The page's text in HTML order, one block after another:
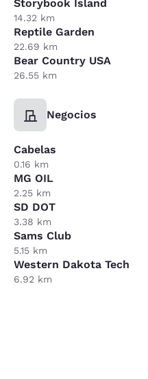
Storybook Island
14.32 km
Reptile Garden
22.69 km
Bear Country USA
26.55 km
Negocios
Cabelas
0.16 km
MG OIL
2.25 km
SD DOT
3.38 km
Sams Club
5.15 km
Western Dakota Tech
6.92 km